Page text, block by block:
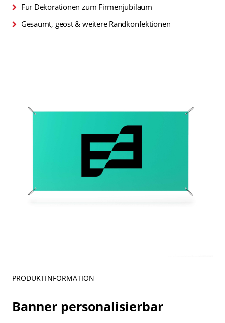
Für Dekorationen zum Firmenjubiläum
Gesäumt, geöst & weitere Randkonfektionen
PRODUKTINFORMATION
Banner personalisierbar